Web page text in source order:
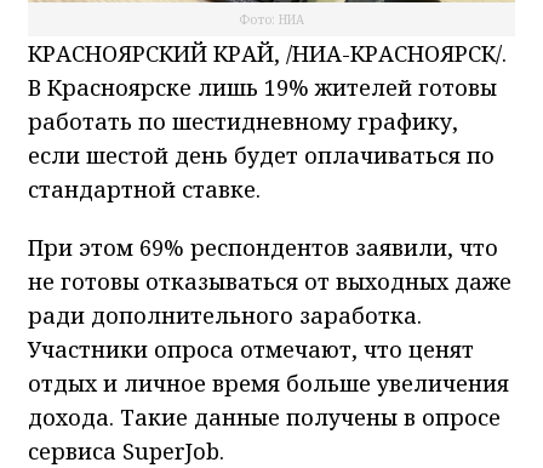
Фото: НИА
КРАСНОЯРСКИЙ КРАЙ, /НИА-КРАСНОЯРСК/.
В Красноярске лишь 19% жителей готовы
работать по шестидневному графику,
если шестой день будет оплачиваться по
стандартной ставке.
При этом 69% респондентов заявили, что
не готовы отказываться от выходных даже
ради дополнительного заработка.
Участники опроса отмечают, что ценят
отдых и личное время больше увеличения
дохода. Такие данные получены в опросе
сервиса SuperJob.